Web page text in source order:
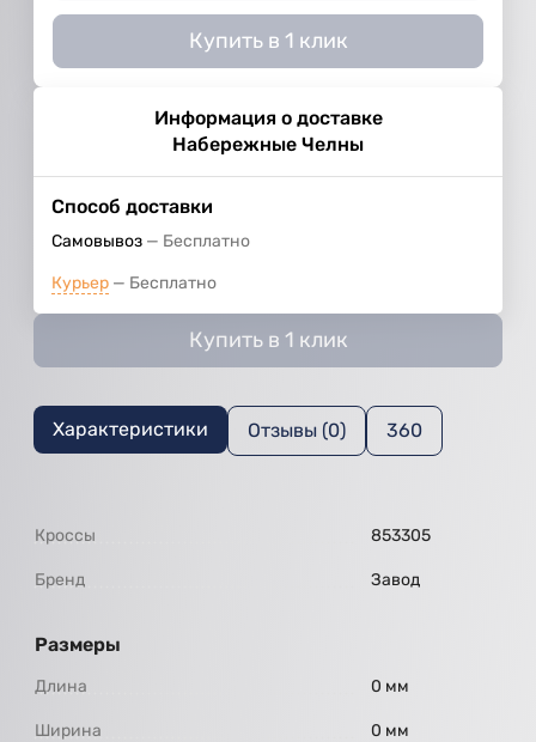
Купить в 1 клик
Информация о доставке
Набережные Челны
Способ доставки
Самовывоз Бесплатно
Курьер Бесплатно
Купить в 1 клик
Характеристики Отзывы (0) 360
Кроссы 853305
Бренд Завод
Размеры
Длина 0 мм
Ширина 0 мм